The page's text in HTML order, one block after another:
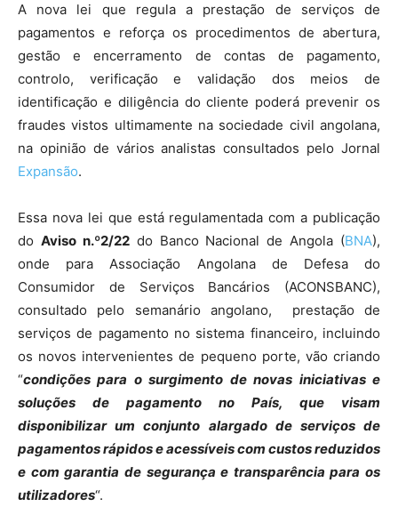
A nova lei que regula a prestação de serviços de
pagamentos e reforça os procedimentos de abertura,
gestão e encerramento de contas de pagamento,
controlo, verificação e validação dos meios de
identificação e diligência do cliente poderá prevenir os
fraudes vistos ultimamente na sociedade civil angolana,
na opinião de vários analistas consultados pelo Jornal
Expansão.
Essa nova lei que está regulamentada com a publicação
do Aviso n.º2/22do Banco Nacional de Angola (BNA),
onde para Associação Angolana de Defesa do
Consumidor de Serviços Bancários (ACONSBANC),
consultado pelo semanário angolano, prestação de
serviços de pagamento no sistema financeiro, incluindo
os novos intervenientes de pequeno porte, vão criando
“condições para o surgimento de novas iniciativas e
soluções de pagamento no País, que visam
disponibilizar um conjunto alargado de serviços de
pagamentos rápidos e acessíveis com custos reduzidos
e com garantia de segurança e transparência para os
utilizadores“.